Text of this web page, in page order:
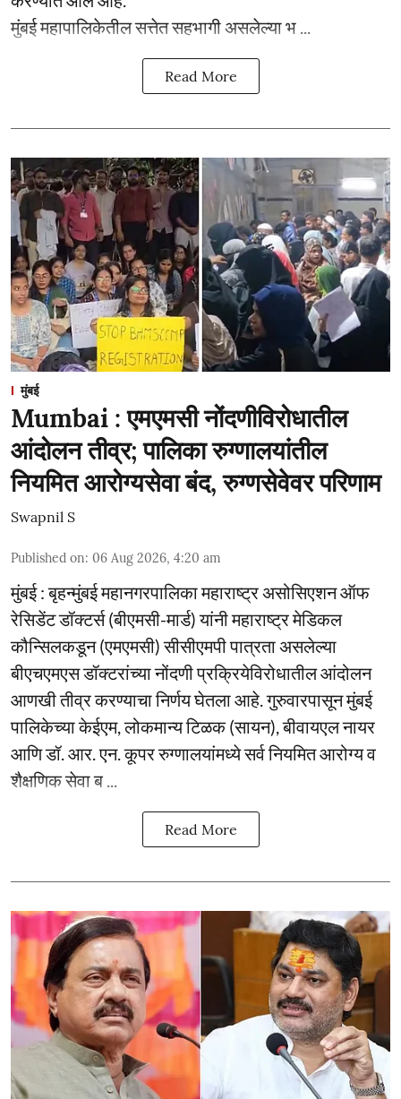
मुंबई महापालिकेतील सत्तेत सहभागी असलेल्या भ ...
Read More
मुंबई
Mumbai : एमएमसी नोंदणीविरोधातील
आंदोलन तीव्र; पालिका रुग्णालयांतील
नियमित आरोग्यसेवा बंद, रुग्णसेवेवर परिणाम
Swapnil S
Published on: 06 Aug 2026, 4:20 am
मुंबई : बृहन्मुंबई महानगरपालिका महाराष्ट्र असोसिएशन ऑफ
रेसिडेंट डॉक्टर्स (बीएमसी-मार्ड) यांनी महाराष्ट्र मेडिकल
कौन्सिलकडून (एमएमसी) सीसीएमपी पात्रता असलेल्या
बीएचएमएस डॉक्टरांच्या नोंदणी प्रक्रियेविरोधातील आंदोलन
आणखी तीव्र करण्याचा निर्णय घेतला आहे. गुरुवारपासून मुंबई
पालिकेच्या केईएम, लोकमान्य टिळक (सायन), बीवायएल नायर
आणि डॉ. आर. एन. कूपर रुग्णालयांमध्ये सर्व नियमित आरोग्य व
शैक्षणिक सेवा ब ...
Read More